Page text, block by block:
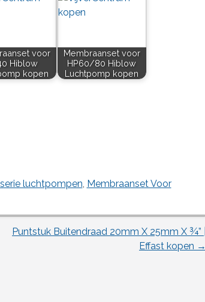
voor
Hiblow
kopen
Membraanset voor
HP60/80 Hiblow
Luchtpomp kopen
luchtpompen, Membraanset Voor
Puntstuk Buitendraad 20mm X 25mm X ¾” |
Effast kopen →